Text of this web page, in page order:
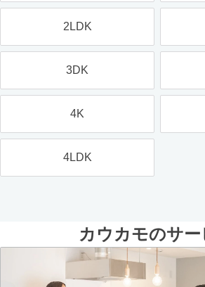
2LDK
3DK
4K
4LDK
カウカモのサー